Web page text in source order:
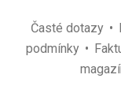
Časté dotazy
podmínky